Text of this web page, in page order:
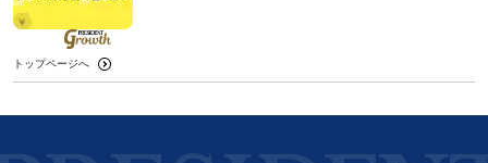
トップページへ